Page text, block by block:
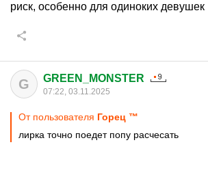
риск, особенно для одиноких девушек
G GREEN_MONSTER
07:22, 03.11.2025
От пользователя Горец ™
лирка точно поедет попу расчесать